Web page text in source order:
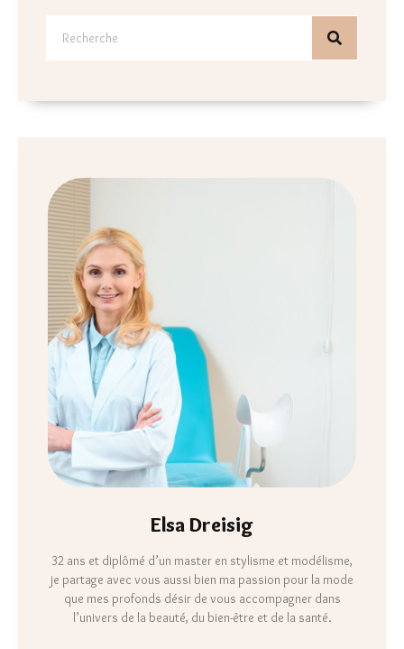
Elsa Dreisig
32 ans et diplômé d’un master en stylisme et modélisme,
je partage avec vous aussi bien ma passion pour la mode
que mes profonds désir de vous accompagner dans
l’univers de la beauté, du bien-être et de la santé.